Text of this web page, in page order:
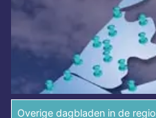
Overige dagbladen in de regio